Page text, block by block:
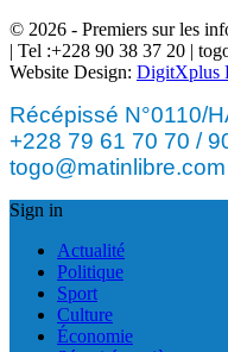
© 2026 - Premiers sur les
| Tel :+228 90 38 37 20 |
Website Design: DigitXplus
Récépissé N°0110/
+228 79 61 70 70 /
togo@matinlibre.com
Sign in
Actualité
Politique
Sport
Culture
Économie